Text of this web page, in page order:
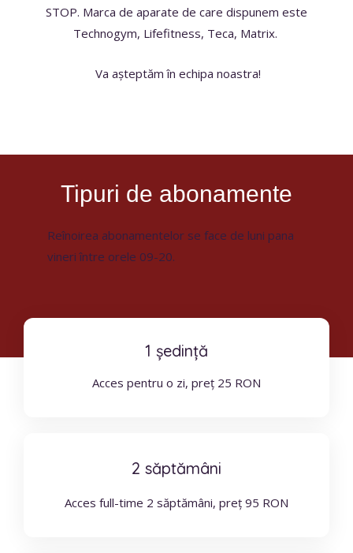
STOP. Marca de aparate de care dispunem este
Technogym, Lifefitness, Teca, Matrix.
Va așteptăm în echipa noastra!
Tipuri de abonamente
Reînoirea abonamentelor se face de luni pana
vineri între orele 09-20.
1 ședință
Acces pentru o zi, preț 25 RON
2 săptămâni
Acces full-time 2 săptămâni, preț 95 RON